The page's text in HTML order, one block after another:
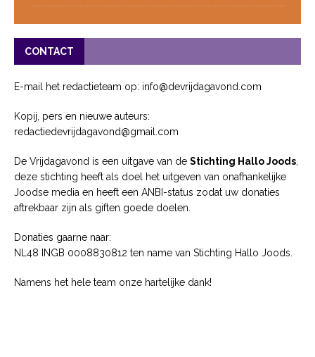
CONTACT
E-mail het redactieteam op: info@devrijdagavond.com
Kopij, pers en nieuwe auteurs:
redactiedevrijdagavond@gmail.com
De Vrijdagavond is een uitgave van de Stichting Hallo Joods
deze stichting heeft als doel het uitgeven van onafhankelijke
Joodse media en heeft een ANBI-status zodat uw donaties
aftrekbaar zijn als giften goede doelen.
Donaties gaarne naar:
NL48 INGB 0008830812 ten name van Stichting Hallo Joods.
Namens het hele team onze hartelijke dank!